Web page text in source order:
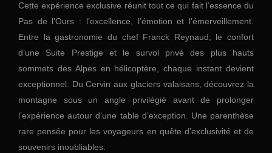
Cette expérience exclusive réunit tout ce qui fait l’essence du
Pas de l’Ours : l’excellence, l’émotion et l’émerveillement.
Entre la gastronomie du chef Franck Reynaud, le confort
d’une Suite Prestige et le survol privé des plus hauts
sommets des Alpes en hélicoptère, chaque instant devient
exceptionnel. Du Cervin aux glaciers valaisans, découvrez la
montagne sous un angle privilégié avant de prolonger
l’expérience autour d’une table d’exception. Une parenthèse
rare pensée pour les voyageurs en quête d’exclusivité et de
souvenirs inoubliables.